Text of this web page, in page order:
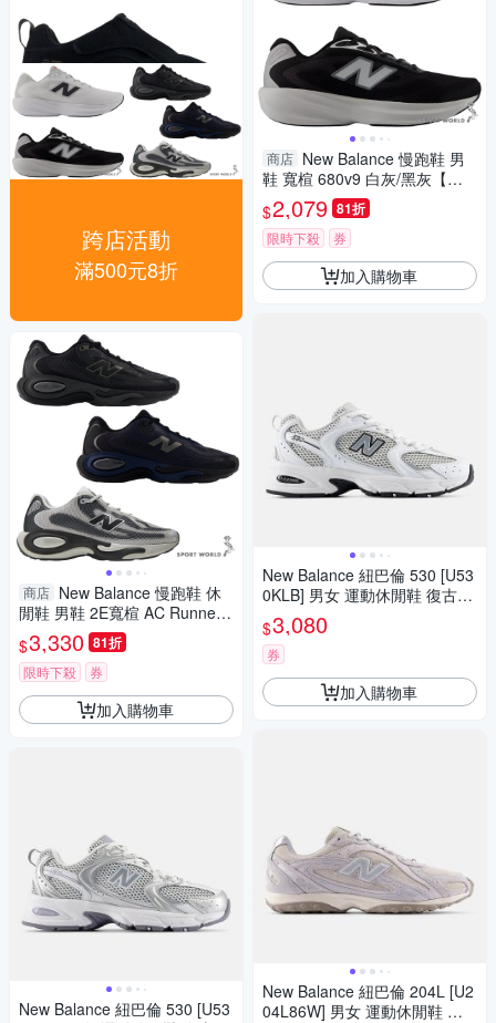
跨店活動
滿500元8折
商店 New Balance 慢跑鞋 休
閒鞋 男鞋 2E寬楦 AC Runner
【運動世界】MACR13XO/MA
CR18PU/MACR161F
$3,330 81折
限時下殺 券
加入購物車
New Balance 紐巴倫 530 [U53
商店 New Balance 慢跑鞋 男
鞋 寬楦 680v9 白灰/黑灰【運
動世界】M68082E-2E/M6806
03-2E
$2,079 81折
限時下殺 券
加入購物車
New Balance 紐巴倫 530 [U53
0KLB] 男女 運動休閒鞋 復古鞋
舒適 穿搭 白黑
$3,080
券
加入購物車
New Balance 紐巴倫 204L [U2
04L86W] 男女 運動休閒鞋 復